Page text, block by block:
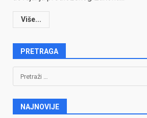
Više...
PRETRAGA
Pretraga:
NAJNOVIJE